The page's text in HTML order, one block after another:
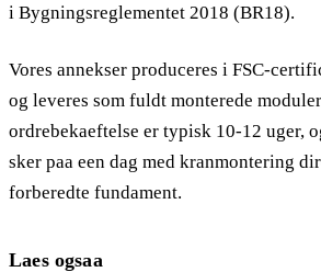
i Bygningsreglementet 2018 (BR18).
Vores annekser produceres i FSC-
og leveres som fuldt monterede
ordrebekaeftelse er typisk 10-12 uger,
sker paa een dag med kranmontering
forberedte fundament.
Laes ogsaa